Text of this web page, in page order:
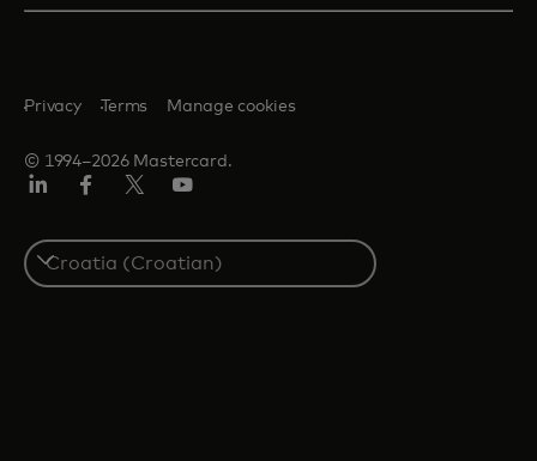
© 1994–2026 Mastercard.
Privacy Terms Manage cookies
Select
a
country